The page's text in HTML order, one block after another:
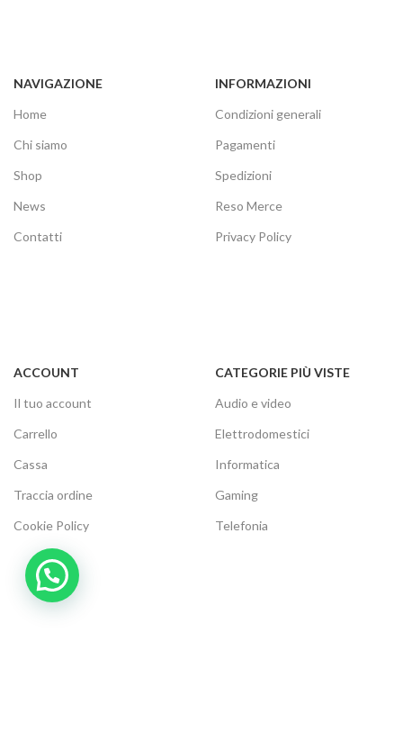
NAVIGAZIONE
Home
Chi siamo
Shop
News
Contatti
INFORMAZIONI
Condizioni generali
Pagamenti
Spedizioni
Reso Merce
Privacy Policy
ACCOUNT
Il tuo account
Carrello
Cassa
Traccia ordine
Cookie Policy
CATEGORIE PIÙ VISTE
Audio e video
Elettrodomestici
Informatica
Gaming
Telefonia